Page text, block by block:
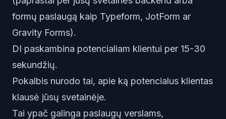
formų paslaugą kaip Typeform, JotForm ar
Gravity Forms).
DI paskambina potencialiam klientui per 15-30
sekundžių.
Pokalbis nurodo tai, apie ką potencialus klientas
klausė jūsų svetainėje.
Tai ypač galinga paslaugų verslams,